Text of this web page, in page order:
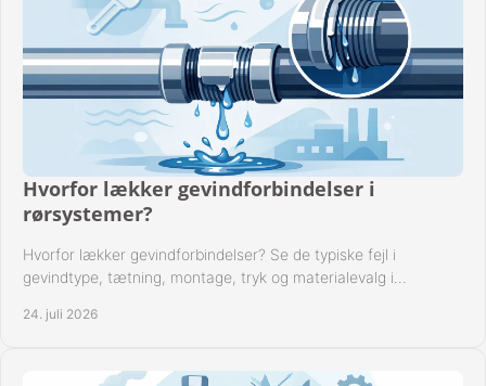
Hvorfor lækker gevindforbindelser i
rørsystemer?
Hvorfor lækker gevindforbindelser? Se de typiske fejl i
gevindtype, tætning, montage, tryk og materialevalg i
24. juli 2026